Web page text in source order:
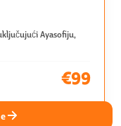
Ayasofiju,
€99